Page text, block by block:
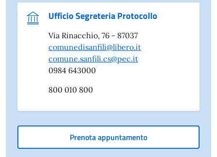
Ufficio Segreteria Protocollo
Via Rinacchio, 76 - 87037
comunedisanfili@libero.it
comune.sanfili.cs@pec.it
0984 643000
800 010 800
Prenota appuntamento